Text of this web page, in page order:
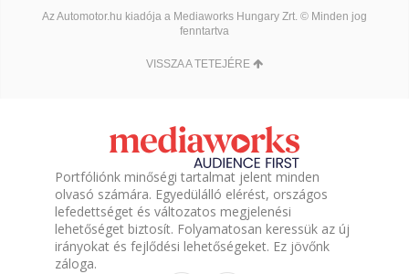
Az Automotor.hu kiadója a Mediaworks Hungary Zrt. © Minden jog
fenntartva
VISSZA A TETEJÉRE
Portfóliónk minőségi tartalmat jelent minden
olvasó számára. Egyedülálló elérést, országos
lefedettséget és változatos megjelenési
lehetőséget biztosít. Folyamatosan keressük az új
irányokat és fejlődési lehetőségeket. Ez jövőnk
záloga.